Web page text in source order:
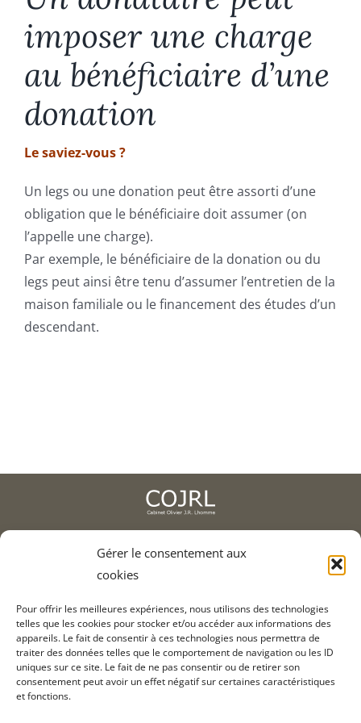
Gérer le consentement aux
cookies
Pour offrir les meilleures expériences, nous utilisons des technologies
telles que les cookies pour stocker et/ou accéder aux informations des
appareils. Le fait de consentir à ces technologies nous permettra de
traiter des données telles que le comportement de navigation ou les ID
uniques sur ce site. Le fait de ne pas consentir ou de retirer son
consentement peut avoir un effet négatif sur certaines caractéristiques
et fonctions.
Fonds de commerce
Baux commerciaux
Droit social
Le cabinet, l’équipe
Domaine d’intervention
Honoraires
imposer une charge
au bénéficiaire d’une
donation
Le saviez-vous ?
Un legs ou une donation peut être assorti d’une
obligation que le bénéficiaire doit assumer (on
l’appelle une charge).
Par exemple, le bénéficiaire de la donation ou du
legs peut ainsi être tenu d’assumer l’entretien de la
maison familiale ou le financement des études d’un
descendant.
2, av. de l'Europe, 78400 Chatou
Informations légales
Crédits
Contact